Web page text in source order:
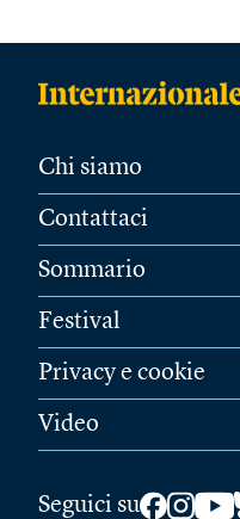
Chi siamo
Contattaci
Sommario
Festival
Privacy e cookie
Video
Seguici su